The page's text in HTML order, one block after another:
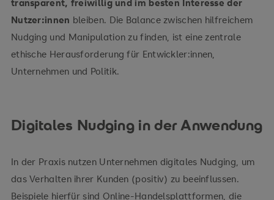
Nutzer:innen bleiben. Die Balance zwischen hilfreichem
Nudging und Manipulation zu finden, ist eine zentrale
ethische Herausforderung für Entwickler:innen,
Unternehmen und Politik.
Digitales Nudging in der Anwendung
In der Praxis nutzen Unternehmen digitales Nudging, um
das Verhalten ihrer Kunden (positiv) zu beeinflussen.
Beispiele hierfür sind Online-Handelsplattformen, die